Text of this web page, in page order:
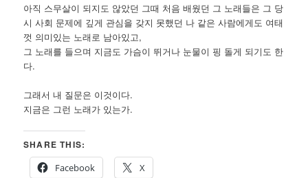
아직 스무살이 되지도 않았던 그때 처음 배웠던 그 노래들은 그 당
시 사회 문제에 깊게 관심을 갖지 못했던 나 같은 사람에게도 여태
껏 의미있는 노래로 남아있고,
그 노래를 들으며 지금도 가슴이 뛰거나 눈물이 핑 돌게 되기도 한
다.
그래서 내 질문은 이것이다.
지금은 그런 노래가 있는가.
SHARE THIS:
Facebook
X